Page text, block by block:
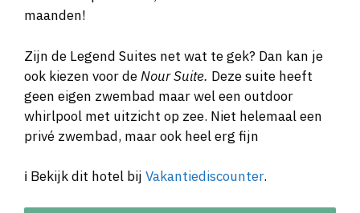
maanden!
Zijn de Legend Suites net wat te gek? Dan kan je
ook kiezen voor deNour Suite. Deze suite heeft
geen eigen zwembad maar wel een outdoor
whirlpool met uitzicht op zee. Niet helemaal een
privé zwembad, maar ook heel erg fijn
ℹ️ Bekijk dit hotel bij Vakantiediscounter.